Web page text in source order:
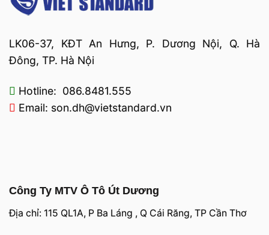
LK06-37, KĐT An Hưng, P. Dương Nội, Q. Hà
Đông, TP. Hà Nội
Hotline: 086.8481.555
Email: son.dh@vietstandard.vn
Công Ty MTV Ô Tô Út Dương
Địa chỉ: 115 QL1A, P Ba Láng , Q Cái Răng, TP Cần Thơ